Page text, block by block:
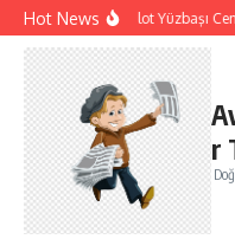
İçeriğe atla
Hot NewsŞehit Pilot Yüzbaşı
r